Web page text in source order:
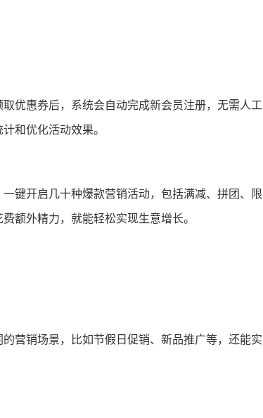
优惠券后，系统会自动完成新会员注册，无需人工
和优化活动效果。
键开启几十种爆款营销活动，包括满减、拼团、限
额外精力，就能轻松实现生意增长。
营销场景，比如节假日促销、新品推广等，还能实